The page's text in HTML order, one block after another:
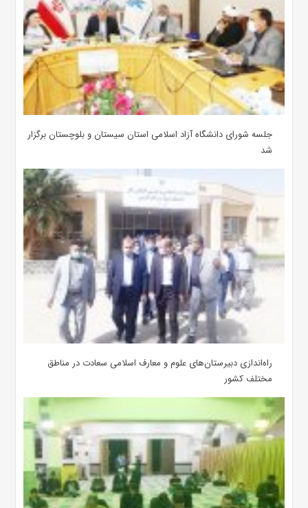
جلسه شورای دانشگاه آزاد اسلامی استان سیستان و بلوچستان برگزار
شد
‌راه‌اندازی دبیرستان‌های علوم و معارف اسلامی سعادت در مناطق
مختلف کشور